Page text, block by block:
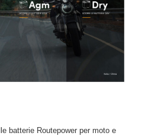
batterie Routepower per moto e